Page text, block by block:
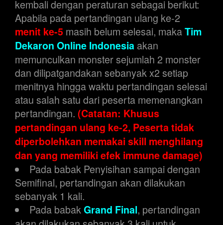
kembali dengan peraturan sebagai berikut:
Apabila pada pertandingan ulang ke-2
menit ke-5 masih belum selesai, makaTim
Dekaron Online Indonesia akan
memunculkan monster sejumlah 2 monster
dan dilipatgandakan sebanyak x2 setiap
menitnya hingga waktu pertandingan selesai
atau salah satu dari peserta memenangkan
pertandingan. (Catatan: Khusus
pertandingan ulang ke-2, Peserta tidak
diperbolehkan memakai skill menghilang
dan yang memiliki efek immune damage)
Pada babak Penyisihan sampai dengan
Semifinal, pertandingan akan dilakukan
sebanyak 1 kali.
Pada babakGrand Final, pertandingan